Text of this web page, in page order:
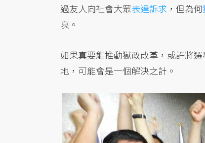
過友人向社會大眾表達訴求 ，但為何
哀。
如果真要能推動獄政改革，或許將
地，可能會是一個解決之計。